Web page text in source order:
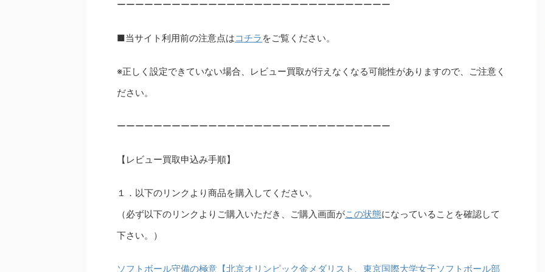
ーーーーーーーーーーーーーーーーーーーーーーーーーーーーーー
■当サイト利用前の注意点はコチラ をご覧ください。
※正しく設定できていない場合、レビュー買取が行えなくなる可能性がありますので、ご注意く
ださい。
ーーーーーーーーーーーーーーーーーーーーーーーーーーーーーー
【レビュー買取申込み手順】
１．以下のリンクより商品を購入してください。
（必ず以下のリンクよりご購入いただき、ご購入画面がこの状態になっていることを確認して
下さい。）
ソフトボール守備の極意【北京オリンピック金メダリスト、東京国際大学女子ソフトボール部